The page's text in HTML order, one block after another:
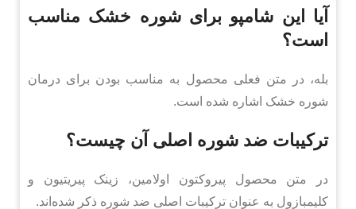
آیا این شامپو برای شوره خشک مناسب
است؟
بله، در متن فعلی محصول به مناسب بودن برای درمان
شوره خشک اشاره شده است.
ترکیبات ضد شوره اصلی آن چیست؟
در متن محصول پیروکتون اولامین، زینک پیریتیون و
کلیمبازول به عنوان ترکیبات اصلی ضد شوره ذکر شده‌اند.